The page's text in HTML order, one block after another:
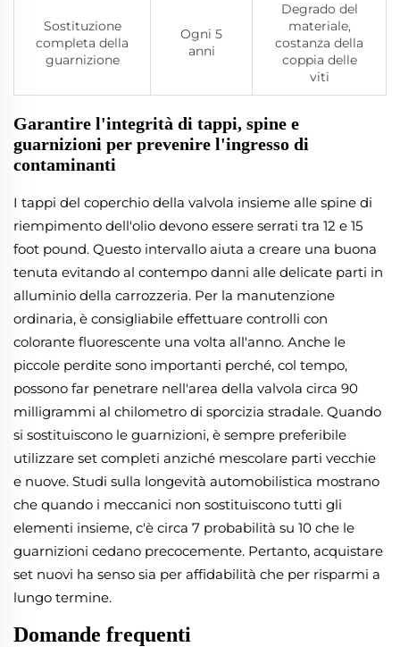
Sostituzione
completa della
guarnizione
Ogni 5
anni
Degrado del
materiale,
costanza della
coppia delle
viti
Garantire l'integrità di tappi, spine e
guarnizioni per prevenire l'ingresso di
contaminanti
I tappi del coperchio della valvola insieme alle spine di
riempimento dell'olio devono essere serrati tra 12 e 15
foot pound. Questo intervallo aiuta a creare una buona
tenuta evitando al contempo danni alle delicate parti in
alluminio della carrozzeria. Per la manutenzione
ordinaria, è consigliabile effettuare controlli con
colorante fluorescente una volta all'anno. Anche le
piccole perdite sono importanti perché, col tempo,
possono far penetrare nell'area della valvola circa 90
milligrammi al chilometro di sporcizia stradale. Quando
si sostituiscono le guarnizioni, è sempre preferibile
utilizzare set completi anziché mescolare parti vecchie
e nuove. Studi sulla longevità automobilistica mostrano
che quando i meccanici non sostituiscono tutti gli
elementi insieme, c'è circa 7 probabilità su 10 che le
guarnizioni cedano precocemente. Pertanto, acquistare
set nuovi ha senso sia per affidabilità che per risparmi a
lungo termine.
Domande frequenti